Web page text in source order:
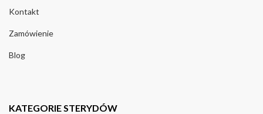
Kontakt
Zamówienie
Blog
KATEGORIE STERYDÓW